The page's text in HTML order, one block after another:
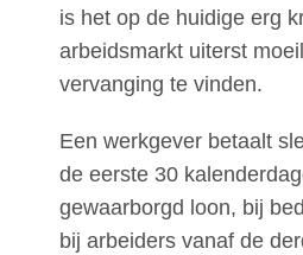
is het op de huidige erg
arbeidsmarkt uiterst
vervanging te vinden.
Een werkgever betaalt
de eerste 30
gewaarborgd loon, bij
bij arbeiders vanaf de